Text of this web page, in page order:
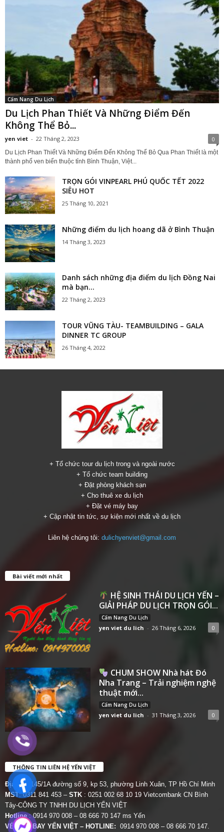
Cẩm Nang Du Lịch
Du Lịch Phan Thiết Và Những Điểm Đến
Không Thể Bỏ...
yen viet - 22 Tháng 2, 2023 0
Du Lịch Phan Thiết Và Những Điểm Đến Không Thể Bỏ Qua Phan Thiết là một
thành phố ven biển thuộc tỉnh Bình Thuận, Việt...
TRỌN GÓI VINPEARL PHÚ QUỐC TẾT 2022
SIÊU HOT
25 Tháng 10, 2021
Những điểm du lịch hoang dã ở Bình Thuận
14 Tháng 3, 2023
Danh sách những địa điểm du lịch Đồng Nai
mà bạn...
22 Tháng 2, 2023
TOUR VŨNG TÀU- TEAMBUILDING – GALA
DINNER TC GROUP
26 Tháng 4, 2022
+ Tổ chức tour du lịch trong và ngoài nước
+ Tổ chức team building
+ Đặt phòng khách sạn
+ Cho thuê xe du lịch
+ Đặt vé máy bay
+ Cập nhật tin tức, sự kiện mới nhất về du lịch
Liên hệ chúng tôi: dulichyenviet@gmail.com
Bài viết mới nhất
HỆ SINH THÁI DU LỊCH YẾN –
GIẢI PHÁP DU LỊCH TRỌN GÓI...
Cẩm Nang Du Lịch
yen viet du lich - 26 Tháng 6, 2026 0
CHUM SHOW Nhà hát Đó
Nha Trang – Trải nghiệm nghệ
thuật mới...
Cẩm Nang Du Lịch
yen viet du lich - 31 Tháng 3, 2026 0
THÔNG TIN LIÊN HỆ YẾN VIỆT
Địa chỉ:
145/1A đường số 9, kp 53, phường Linh Xuân, TP Hồ Chí Minh
MST: 0311 841 453 – STK : 0251 002 68 10 19 Vietcombank CN Bình
Tây-CÔNG TY TNHH DU LỊCH YẾN VIỆT
Hotline: 0914 970 008 – 08 666 70 147 ms Yến
VÉ MÁY BAY YẾN VIỆT – HOTLINE: 0914 970 008 – 08 666 70 147.